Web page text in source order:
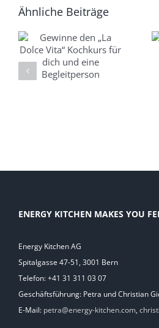
Ähnliche Beiträge
ENERGY
KITCHEN IM
BÄRNERBÄR
ENERGY KITCHEN MAKES YOU
Energy Kitchen AG
Spitalgasse 47-51, 3001 Bern
Telefon: +41 31 311 03 07
Geschäftsführung: Petra und Christian
E-Mail: petra@energy-kitchen.com,